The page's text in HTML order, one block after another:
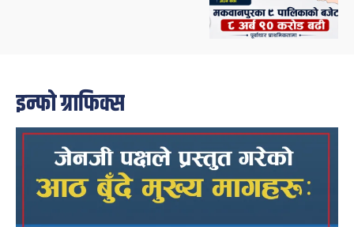
इन्फो ग्राफिक्स